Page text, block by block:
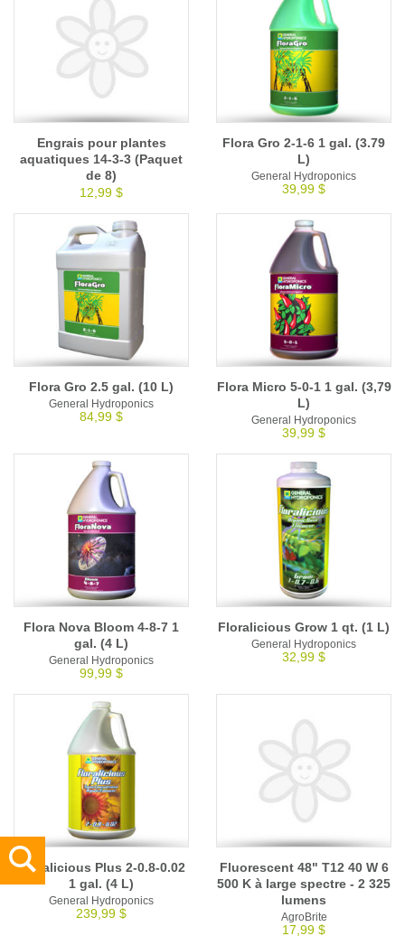
Engrais pour plantes
aquatiques 14-3-3 (Paquet
de 8)
12,99 $
Flora Gro 2-1-6 1 gal. (3.79
L)
General Hydroponics
39,99 $
Flora Gro 2.5 gal. (10 L)
General Hydroponics
84,99 $
Flora Micro 5-0-1 1 gal. (3,79
L)
General Hydroponics
39,99 $
Flora Nova Bloom 4-8-7 1
gal. (4 L)
General Hydroponics
99,99 $
Floralicious Grow 1 qt. (1 L)
General Hydroponics
32,99 $
Floralicious Plus 2-0.8-0.02
1 gal. (4 L)
General Hydroponics
239,99 $
Fluorescent 48" T12 40 W 6
500 K à large spectre - 2 325
lumens
AgroBrite
17,99 $